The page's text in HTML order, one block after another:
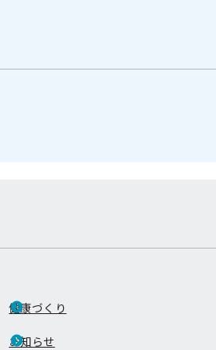
健康づくり
お知らせ